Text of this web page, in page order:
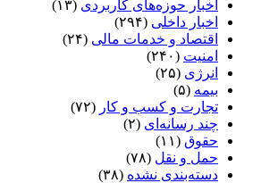
اخبار حوزه‌های کاربردی (۱۳)
اخبار داخلی (۲۹۴)
اقتصاد و خدمات مالی (۲۴)
امنیت (۲۴۰)
انرژی (۲۵)
بیمه (۵)
تجارت و کسب و کار (۷۲)
چند رسانه‌ای (۲)
حقوق (۱۱)
حمل و نقل (۷۸)
دسته‌بندی نشده (۳۸)